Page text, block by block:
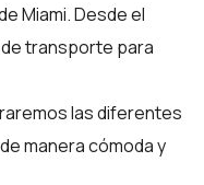
Miami. Desde el
transporte para
las diferentes
manera cómoda y